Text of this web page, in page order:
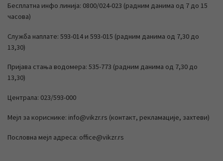
Бесплатна инфо линија: 0800/024-023 (радним данима од 7 до 15
часова)
Служба наплате: 593-014 и 593-015 (радним данима од 7,30 до
13,30)
Пријава стања водомера: 535-773 (радним данима од 7,30 до
13,30)
Централа: 023/593-000
Мејл за кориснике: info@vikzr.rs (контакт, рекламације, захтеви)
Пословна мејл адреса: office@vikzr.rs